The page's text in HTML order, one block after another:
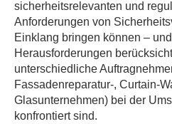
sicherheitsrelevanten und
Anforderungen von
Einklang bringen können –
Herausforderungen
unterschiedliche
Fassadenreparatur-, Curtain-
Glasunternehmen) bei der
konfrontiert sind.